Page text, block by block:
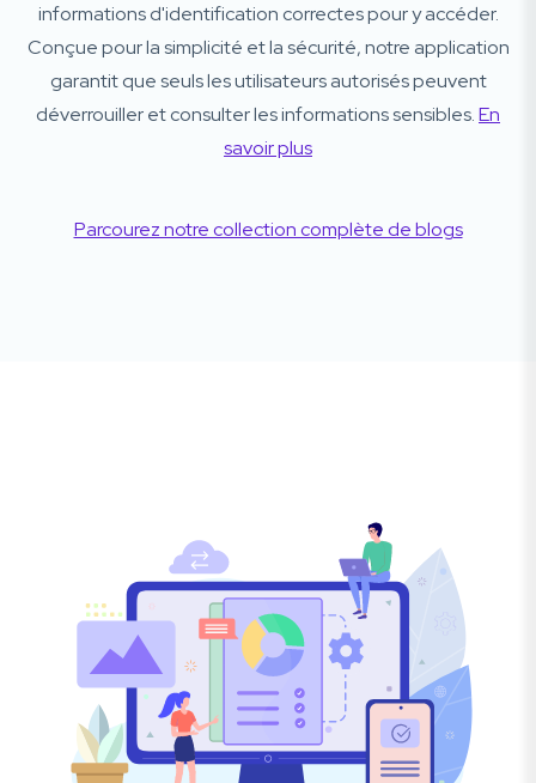
informations d'identification correctes pour y accéder.
Conçue pour la simplicité et la sécurité, notre application
garantit que seuls les utilisateurs autorisés peuvent
déverrouiller et consulter les informations sensibles.En
savoir plus
Parcourez notre collection complète de blogs